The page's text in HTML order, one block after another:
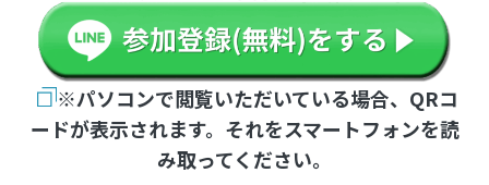
※パソコンで閲覧いただいている場合、QRコ
ードが表示されます。それをスマートフォンを読
み取ってください。